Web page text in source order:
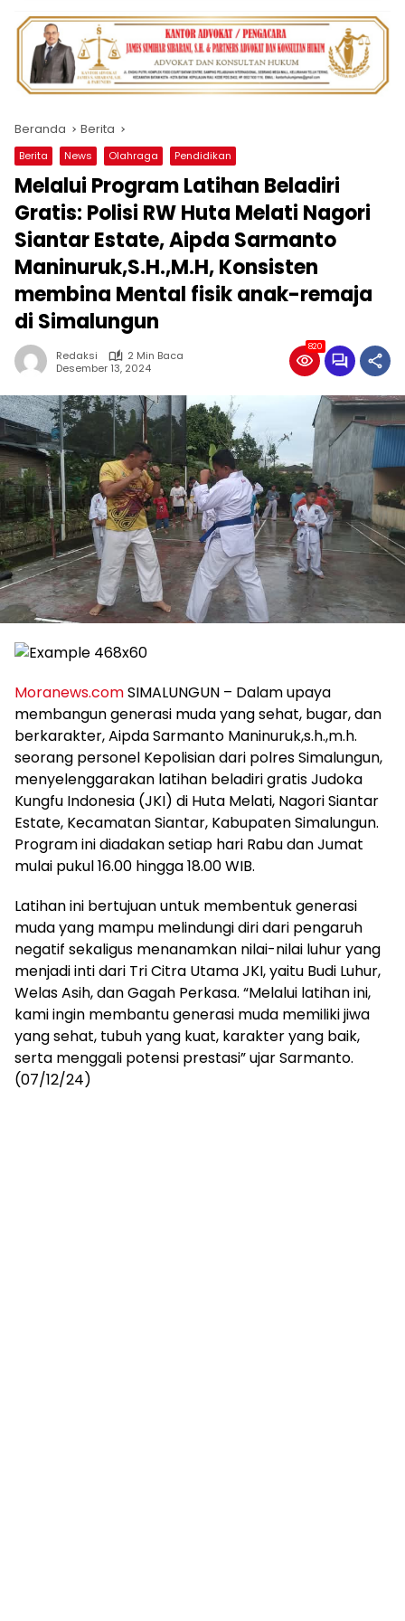
Beranda Berita
Berita News Olahraga Pendidikan
Melalui Program Latihan Beladiri
Gratis: Polisi RW Huta Melati Nagori
Siantar Estate, Aipda Sarmanto
Maninuruk,S.H.,M.H, Konsisten
membina Mental fisik anak-remaja
di Simalungun
Redaksi
2 Min Baca
Desember 13, 2024
820
Moranews.comSIMALUNGUN – Dalam upaya
membangun generasi muda yang sehat, bugar, dan
berkarakter, Aipda Sarmanto Maninuruk,s.h.,m.h.
seorang personel Kepolisian dari polres Simalungun,
menyelenggarakan latihan beladiri gratis Judoka
Kungfu Indonesia (JKI) di Huta Melati, Nagori Siantar
Estate, Kecamatan Siantar, Kabupaten Simalungun.
Program ini diadakan setiap hari Rabu dan Jumat
mulai pukul 16.00 hingga 18.00 WIB.
Latihan ini bertujuan untuk membentuk generasi
muda yang mampu melindungi diri dari pengaruh
negatif sekaligus menanamkan nilai-nilai luhur yang
menjadi inti dari Tri Citra Utama JKI, yaitu Budi Luhur,
Welas Asih, dan Gagah Perkasa. “Melalui latihan ini,
kami ingin membantu generasi muda memiliki jiwa
yang sehat, tubuh yang kuat, karakter yang baik,
serta menggali potensi prestasi” ujar Sarmanto.
(07/12/24)